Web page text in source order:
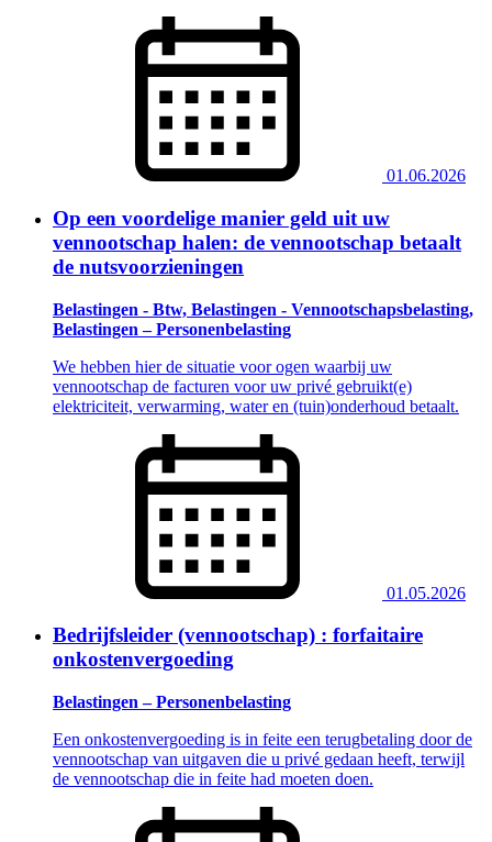
01.06.2026
Op een voordelige manier geld uit uw
vennootschap halen: de vennootschap betaalt
de nutsvoorzieningen
Belastingen - Btw, Belastingen - Vennootschapsbelasting,
Belastingen – Personenbelasting
We hebben hier de situatie voor ogen waarbij uw
vennootschap de facturen voor uw privé gebruikt(e)
elektriciteit, verwarming, water en (tuin)onderhoud betaalt.
01.05.2026
Bedrijfsleider (vennootschap) : forfaitaire
onkostenvergoeding
Belastingen – Personenbelasting
Een onkostenvergoeding is in feite een terugbetaling door de
vennootschap van uitgaven die u privé gedaan heeft, terwijl
de vennootschap die in feite had moeten doen.